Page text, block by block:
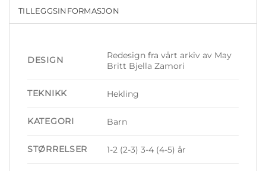
TILLEGGSINFORMASJON
DESIGN
Redesign fra vårt arkiv av May
Britt Bjella Zamori
TEKNIKK Hekling
KATEGORI Barn
STØRRELSER 1-2 (2-3) 3-4 (4-5) år